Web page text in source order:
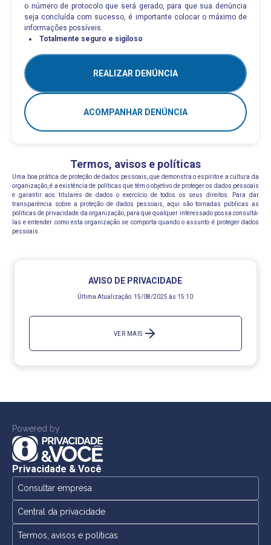
o número de protocolo que será gerado, para que sua denúncia
seja concluída com sucesso, é importante colocar o máximo de
informações possíveis.
Totalmente seguro e sigiloso
REALIZAR DENÚNCIA
ACOMPANHAR DENÚNCIA
Termos, avisos e políticas
Uma boa prática de proteção de dados pessoais, que demonstra o espírito e a cultura da
organização, é a existência de políticas que têm o objetivo de proteger os dados pessoais
e garantir aos titulares de dados o exercício de todos os seus direitos. Para dar
transparência sobre a proteção de dados pessoais, aqui são tornadas públicas as
políticas de privacidade da organização, para que qualquer interessado possa consultá-
las e entender como esta organização se comporta quando o assunto é proteger dados
pessoais.
AVISO DE PRIVACIDADE
Última Atualização: 15/08/2025 às 15:10
VER MAIS
Powered by
Privacidade & Você
Consultar empresa
Central da privacidade
Termos, avisos e políticas